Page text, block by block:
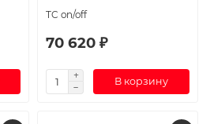
TC on/off
70 620 ₽
В корзину